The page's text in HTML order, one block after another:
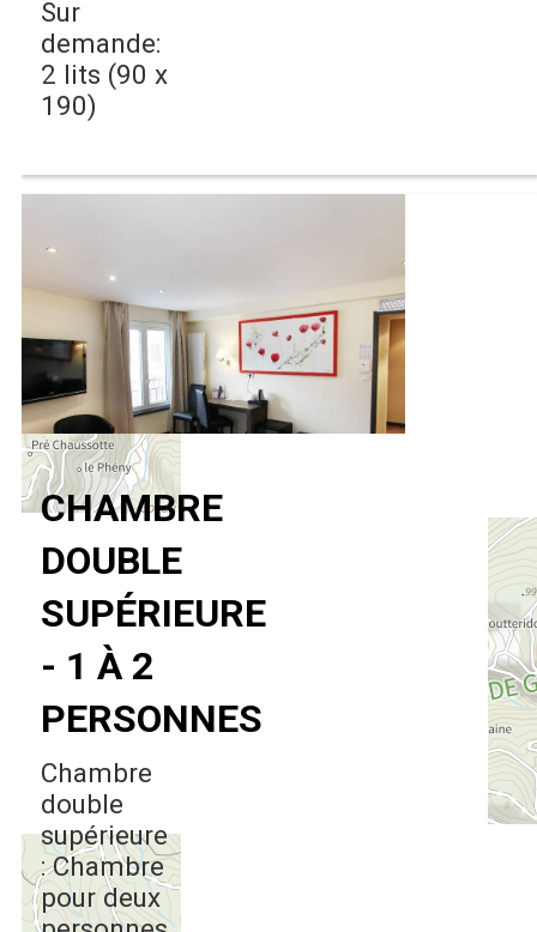
Sur
demande:
2 lits (90 x
190)
CHAMBRE
DOUBLE
SUPÉRIEURE
- 1 À 2
PERSONNES
Chambre
double
supérieure
: Chambre
pour deux